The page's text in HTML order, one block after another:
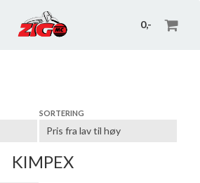
0,-
SORTERING
KIMPEX